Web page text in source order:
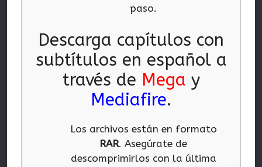
paso.
Descarga capítulos con
subtítulos en español a
través de Mega y
Mediafire.
Los archivos están en formato
RAR. Asegúrate de
descomprimirlos con la última